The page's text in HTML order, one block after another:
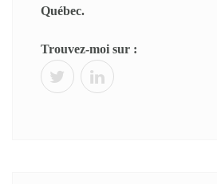
Québec.
Trouvez-moi sur :